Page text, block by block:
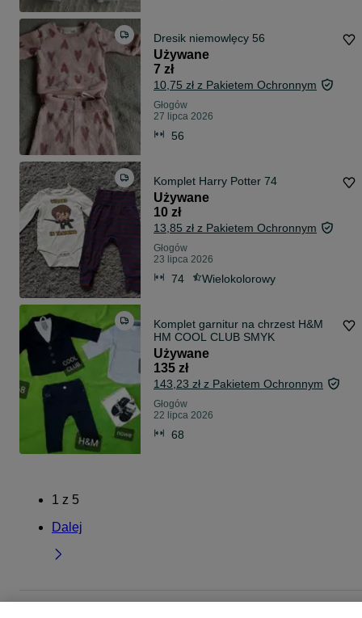
Dresik niemowlęcy 56
Używane
7 zł
10,75 zł z Pakietem Ochronnym
Głogów
27 lipca 2026
56
Komplet Harry Potter 74
Używane
10 zł
13,85 zł z Pakietem Ochronnym
Głogów
23 lipca 2026
74 Wielokolorowy
Komplet garnitur na chrzest H&M
HM COOL CLUB SMYK
Używane
135 zł
143,23 zł z Pakietem Ochronnym
Głogów
22 lipca 2026
68
1 z 5
Dalej